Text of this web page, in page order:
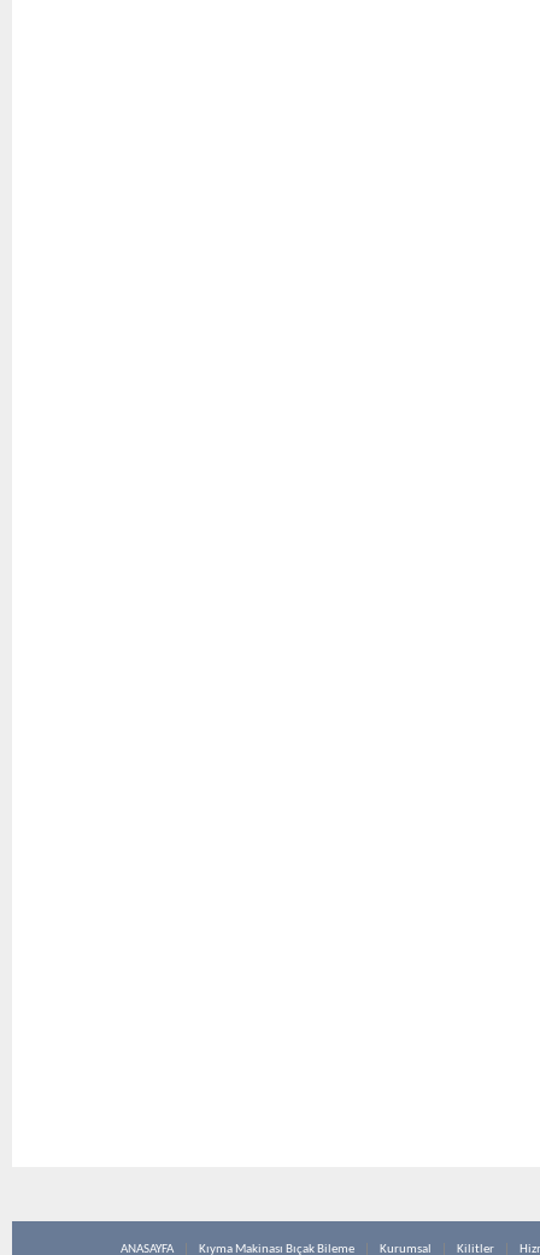
ANASAYFA Kıyma Makinası Bıçak Bileme Kurumsal Kilitler